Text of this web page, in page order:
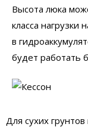
Высота люка
класса нагрузки
в
будет работать
Для сухих